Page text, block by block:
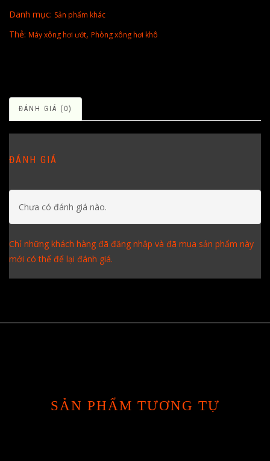
Danh mục: Sản phẩm khác
Thẻ: Máy xông hơi ướt, Phòng xông hơi khô
ĐÁNH GIÁ (0)
ĐÁNH GIÁ
Chưa có đánh giá nào.
Chỉ những khách hàng đã đăng nhập và đã mua sản phẩm này
mới có thể để lại đánh giá.
SẢN PHẨM TƯƠNG TỰ